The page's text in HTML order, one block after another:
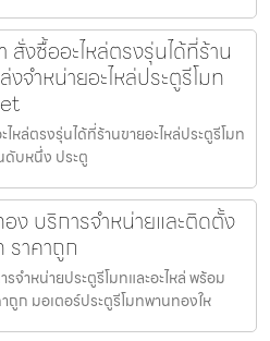
งซื้ออะไหล่ตรงรุ่นได้ที่ร้าน
งจำหน่ายอะไหล่ประตูรีโมท
หล่ตรงรุ่นได้ที่ร้านขายอะไหล่ประตูรีโมท
ดับหนึ่ง ประตู
ง บริการจำหน่ายและติดตั้ง
ราคาถูก
จำหน่ายประตูรีโมทและอะไหล่ พร้อม
ก มอเตอร์ประตูรีโมทพานทองให